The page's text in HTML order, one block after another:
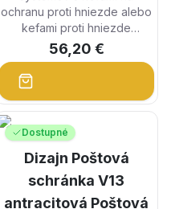
ochranu proti hniezde alebo
kefami proti hniezde
Solárne systémy sú čoraz
dôležitejšie pre výrobu čistej
energie. Aby si mohli
zachovať svoju efektivitu a
kapacitu, je dôležité ich
pravidelne udržiavať.
56,20 €
Dostupné
Dizajn Poštová
schránka V13
antracitová Poštová